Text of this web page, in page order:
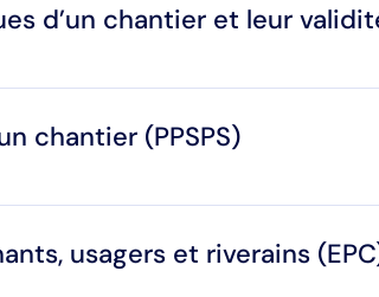
d’un chantier et leur
chantier (PPSPS)
usagers et riverains